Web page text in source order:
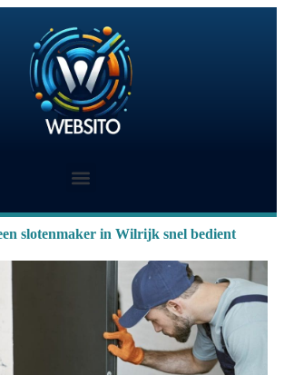
slotenmaker in Wilrijk snel bedient